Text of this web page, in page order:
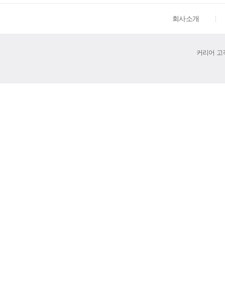
회사소개
커리어 고